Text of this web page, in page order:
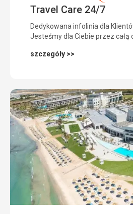
Travel Care 24/7
Dedykowana infolinia dla
Jesteśmy dla Ciebie przez całą
szczegóły >>